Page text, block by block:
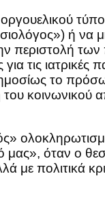
ή να
περιστολή
τις
το
του
μας», όταν ο
με πολιτικά